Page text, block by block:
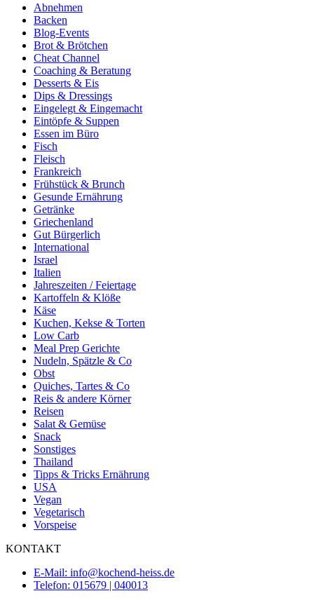
Abnehmen
Backen
Blog-Events
Brot & Brötchen
Cheat Channel
Coaching & Beratung
Desserts & Eis
Dips & Dressings
Eingelegt & Eingemacht
Eintöpfe & Suppen
Essen im Büro
Fisch
Fleisch
Frankreich
Frühstück & Brunch
Gesunde Ernährung
Getränke
Griechenland
Gut Bürgerlich
International
Israel
Italien
Jahreszeiten / Feiertage
Kartoffeln & Klöße
Käse
Kuchen, Kekse & Torten
Low Carb
Meal Prep Gerichte
Nudeln, Spätzle & Co
Obst
Quiches, Tartes & Co
Reis & andere Körner
Reisen
Salat & Gemüse
Snack
Sonstiges
Thailand
Tipps & Tricks Ernährung
USA
Vegan
Vegetarisch
Vorspeise
KONTAKT
E-Mail: info@kochend-heiss.de
Telefon: 015679 | 040013